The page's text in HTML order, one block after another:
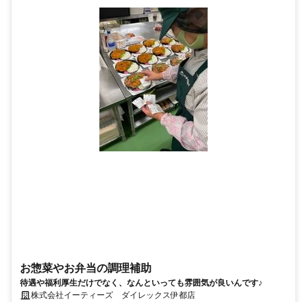
お惣菜やお弁当の調理補助
待遇や福利厚生だけでなく、なんといっても雰囲気が良いんです♪
株式会社イーティーズ ダイレックス伊都店